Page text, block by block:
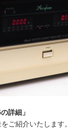
詳細」
ご紹介いたします。